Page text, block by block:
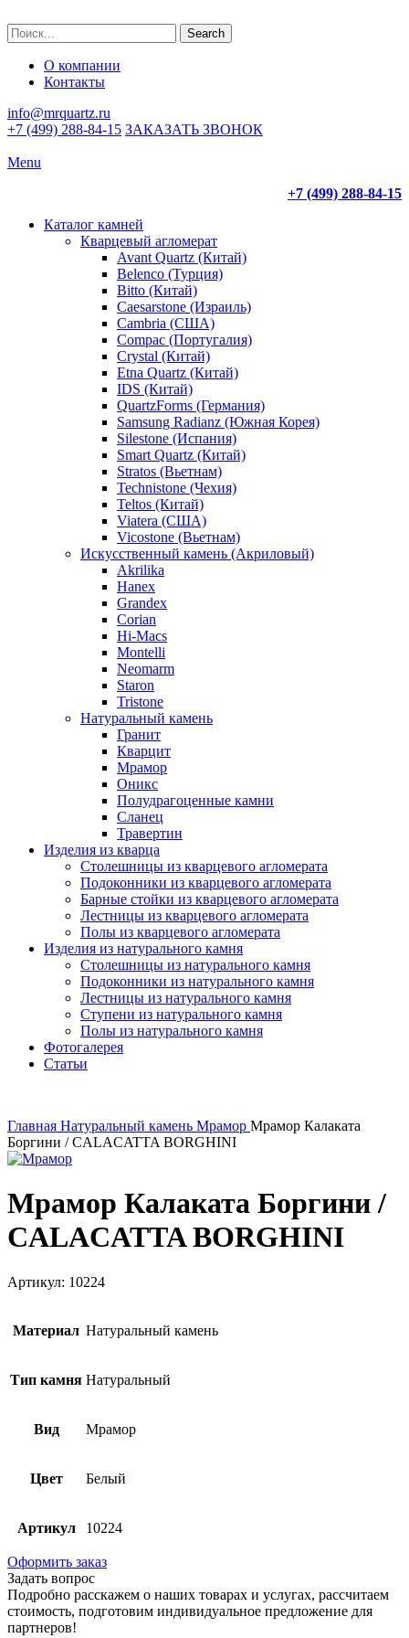
Search
О компании
Контакты
info@mrquartz.ru
+7 (499) 288-84-15 ЗАКАЗАТЬ ЗВОНОК
Menu
+7 (499) 288-84-15
Каталог камней
Кварцевый агломерат
Avant Quartz (Китай)
Belenco (Турция)
Bitto (Китай)
Caesarstone (Израиль)
Cambria (США)
Compac (Португалия)
Crystal (Китай)
Etna Quartz (Китай)
IDS (Китай)
QuartzForms (Германия)
Samsung Radianz (Южная Корея)
Silestone (Испания)
Smart Quartz (Китай)
Stratos (Вьетнам)
Technistone (Чехия)
Teltos (Китай)
Viatera (США)
Vicostone (Вьетнам)
Искусственный камень (Акриловый)
Akrilika
Hanex
Grandex
Corian
Hi-Macs
Montelli
Neomarm
Staron
Tristone
Натуральный камень
Гранит
Кварцит
Мрамор
Оникс
Полудрагоценные камни
Сланец
Травертин
Изделия из кварца
Столешницы из кварцевого агломерата
Подоконники из кварцевого агломерата
Барные стойки из кварцевого агломерата
Лестницы из кварцевого агломерата
Полы из кварцевого агломерата
Изделия из натурального камня
Столешницы из натурального камня
Подоконники из натурального камня
Лестницы из натурального камня
Ступени из натурального камня
Полы из натурального камня
Фотогалерея
Статьи
Главная Натуральный камень Мрамор Мрамор Калаката
Боргини / CALACATTA BORGHINI
Мрамор Калаката Боргини /
CALACATTA BORGHINI
Артикул: 10224
Материал Натуральный камень
Тип камня Натуральный
Вид Мрамор
Цвет Белый
Артикул 10224
Оформить заказ
Задать вопрос
Подробно расскажем о наших товарах и услугах, рассчитаем
стоимость, подготовим индивидуальное предложение для
партнеров!